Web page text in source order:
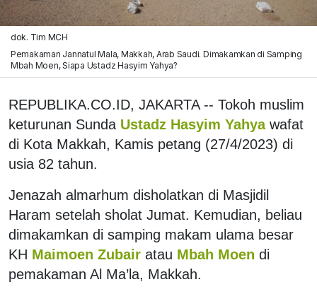
dok. Tim MCH
Pemakaman Jannatul Mala, Makkah, Arab Saudi. Dimakamkan di Samping
Mbah Moen, Siapa Ustadz Hasyim Yahya?
REPUBLIKA.CO.ID, JAKARTA -- Tokoh muslim
keturunan Sunda Ustadz Hasyim Yahya wafat
di Kota Makkah, Kamis petang (27/4/2023) di
usia 82 tahun.
Jenazah almarhum disholatkan di Masjidil
Haram setelah sholat Jumat. Kemudian, beliau
dimakamkan di samping makam ulama besar
KH Maimoen Zubair atau Mbah Moen di
pemakaman Al Ma’la, Makkah.